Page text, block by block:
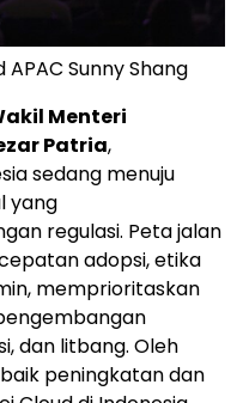
Sunny Shang
Menteri
Patria,
sedang menuju
yang
regulasi. Peta jalan
adopsi, etika
memprioritaskan
dan litbang. Oleh
peningkatan dan